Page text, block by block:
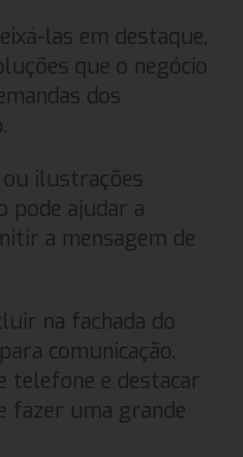
las em destaque,
que o negócio
dos
ilustrações
pode ajudar a
a mensagem de
na fachada do
comunicação.
telefone e destacar
fazer uma grande